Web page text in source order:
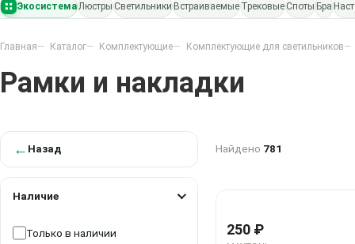
ЭкосистемаЛюстры Светильники Встраиваемые Трековые Споты Бра
Главная Каталог Комплектующие Комплектующие для светильников
Рамки и накладки
← Назад
Наличие
Только в наличии
Найдено 781
250 ₽